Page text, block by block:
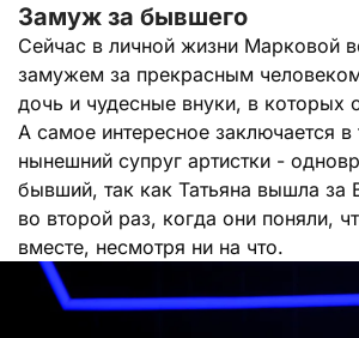
Замуж за бывшего
Сейчас в личной жизни Марковой
замужем за прекрасным
дочь и чудесные внуки, в которых
А самое интересное заключается в
нынешний супруг артистки -
бывший, так как Татьяна вышла за
во второй раз, когда они поняли,
вместе, несмотря ни на что.